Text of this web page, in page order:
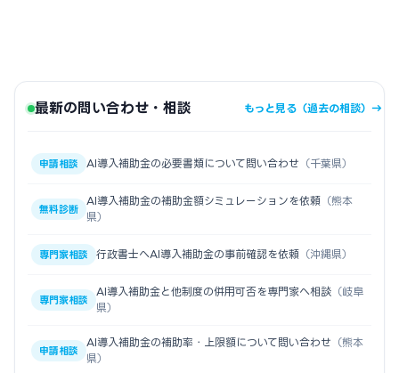
最新の問い合わせ・相談 もっと見る（過去の相談）→
申請相談 AI導入補助金の必要書類について問い合わせ （千葉県）
無料診断
AI導入補助金の補助金額シミュレーションを依頼 （熊本
県）
専門家相談 行政書士へAI導入補助金の事前確認を依頼 （沖縄県）
専門家相談
AI導入補助金と他制度の併用可否を専門家へ相談 （岐阜
県）
申請相談
AI導入補助金の補助率・上限額について問い合わせ （熊本
県）